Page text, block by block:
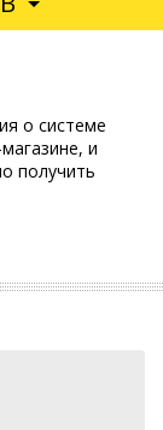
о системе
и
получить